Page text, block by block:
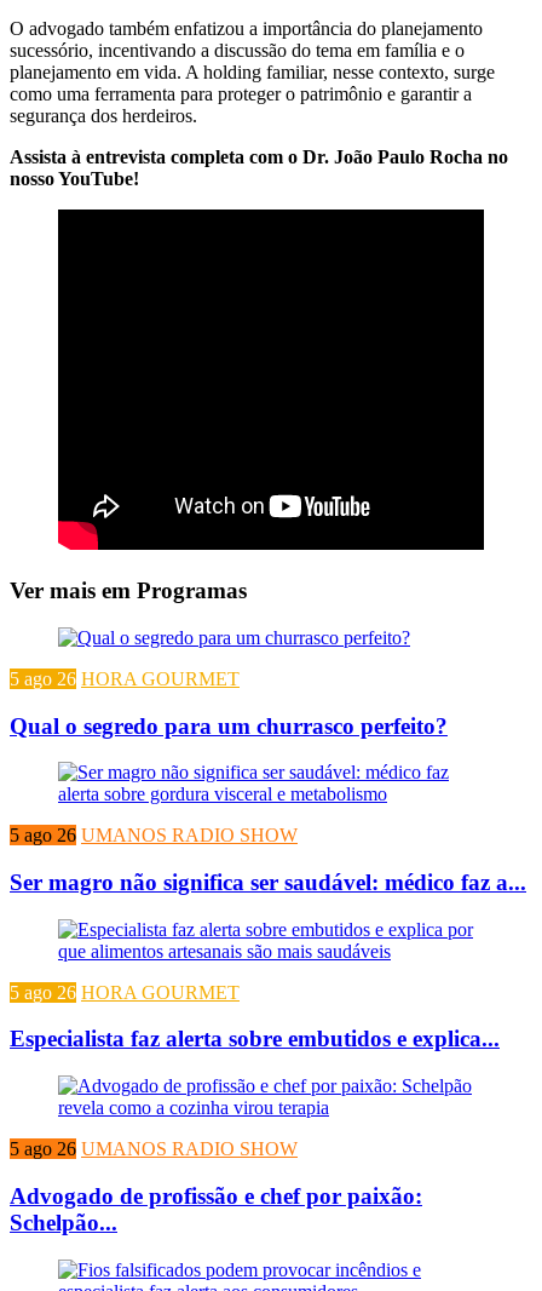
O advogado também enfatizou a importância do planejamento
sucessório, incentivando a discussão do tema em família e o
planejamento em vida. A holding familiar, nesse contexto, surge
como uma ferramenta para proteger o patrimônio e garantir a
segurança dos herdeiros.
Assista à entrevista completa com o Dr. João Paulo Rocha no
nosso YouTube!
Ver mais em Programas
5 ago 26 HORA GOURMET
Qual o segredo para um churrasco perfeito?
5 ago 26 UMANOS RADIO SHOW
Ser magro não significa ser saudável: médico faz a...
5 ago 26 HORA GOURMET
Especialista faz alerta sobre embutidos e explica...
5 ago 26 UMANOS RADIO SHOW
Advogado de profissão e chef por paixão:
Schelpão...